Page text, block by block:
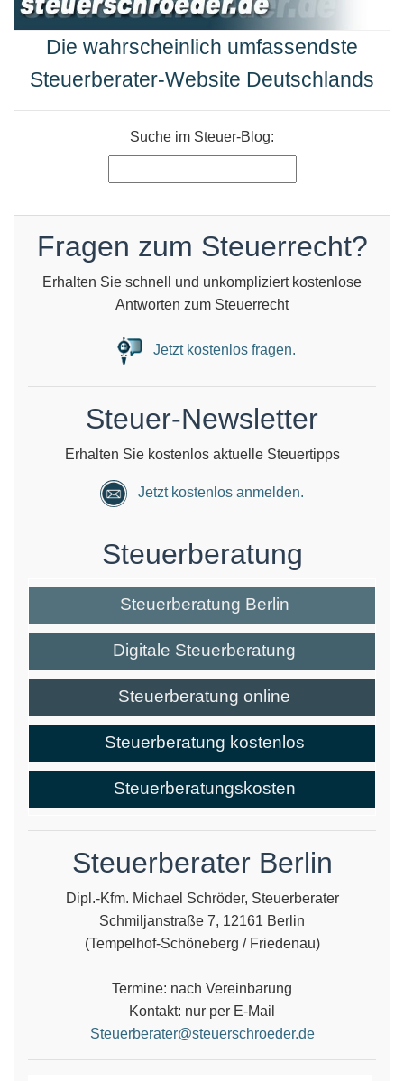
Die wahrscheinlich umfassendste
Steuerberater-Website Deutschlands
Suche im Steuer-Blog:
Fragen zum Steuerrecht?
Erhalten Sie schnell und unkompliziert kostenlose
Antworten zum Steuerrecht
Jetzt kostenlos fragen.
Steuer-Newsletter
Erhalten Sie kostenlos aktuelle Steuertipps
Jetzt kostenlos anmelden.
Steuerberatung
Steuerberatung Berlin
Digitale Steuerberatung
Steuerberatung online
Steuerberatung kostenlos
Steuerberatungskosten
Steuerberater Berlin
Dipl.-Kfm. Michael Schröder, Steuerberater
Schmiljanstraße 7, 12161 Berlin
(Tempelhof-Schöneberg / Friedenau)
Termine: nach Vereinbarung
Kontakt: nur per E-Mail
Steuerberater@steuerschroeder.de